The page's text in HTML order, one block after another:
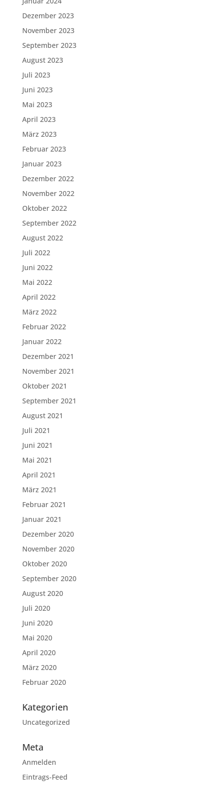
Dezember 2023
November 2023
September 2023
August 2023
Juli 2023
Juni 2023
Mai 2023
April 2023
März 2023
Februar 2023
Januar 2023
Dezember 2022
November 2022
Oktober 2022
September 2022
August 2022
Juli 2022
Juni 2022
Mai 2022
April 2022
März 2022
Februar 2022
Januar 2022
Dezember 2021
November 2021
Oktober 2021
September 2021
August 2021
Juli 2021
Juni 2021
Mai 2021
April 2021
März 2021
Februar 2021
Januar 2021
Dezember 2020
November 2020
Oktober 2020
September 2020
August 2020
Juli 2020
Juni 2020
Mai 2020
April 2020
März 2020
Februar 2020
Kategorien
Uncategorized
Meta
Anmelden
Eintrags-Feed